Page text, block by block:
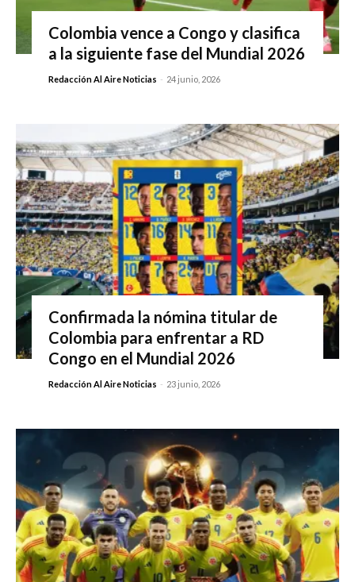
Colombia vence a Congo y clasifica
a la siguiente fase del Mundial 2026
Redacción Al Aire Noticias - 24 junio, 2026
Confirmada la nómina titular de
Colombia para enfrentar a RD
Congo en el Mundial 2026
Redacción Al Aire Noticias - 23 junio, 2026